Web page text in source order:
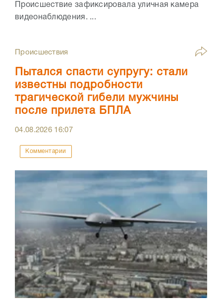
Происшествие зафиксировала уличная камера
видеонаблюдения. ...
Происшествия
Пытался спасти супругу: стали
известны подробности
трагической гибели мужчины
после прилета БПЛА
04.08.2026 16:07
Комментарии